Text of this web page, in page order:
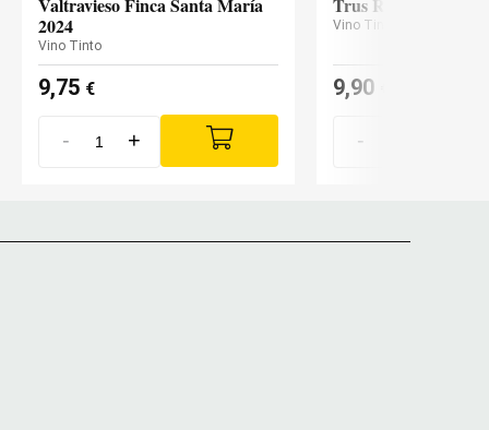
2024
Vino Tinto
9,75 €
- +
Vino Tinto
9,90
-